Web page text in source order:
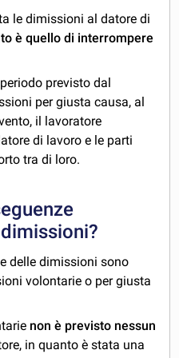
le dimissioni al datore di
è quello di interrompere
previsto dal
per giusta causa, al
il lavoratore
di lavoro e le parti
tra di loro.
delle dimissioni sono
volontarie o per giusta
non è previsto nessun
in quanto è stata una